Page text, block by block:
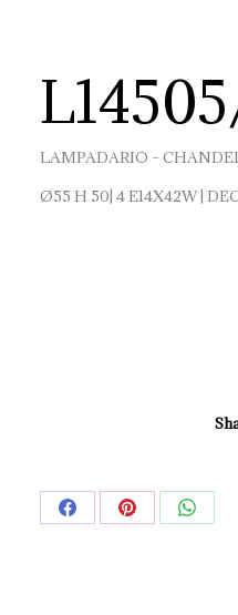
LAMPADARIO –
Ø55 H 50| 4 E14X42W |
Share Share Share